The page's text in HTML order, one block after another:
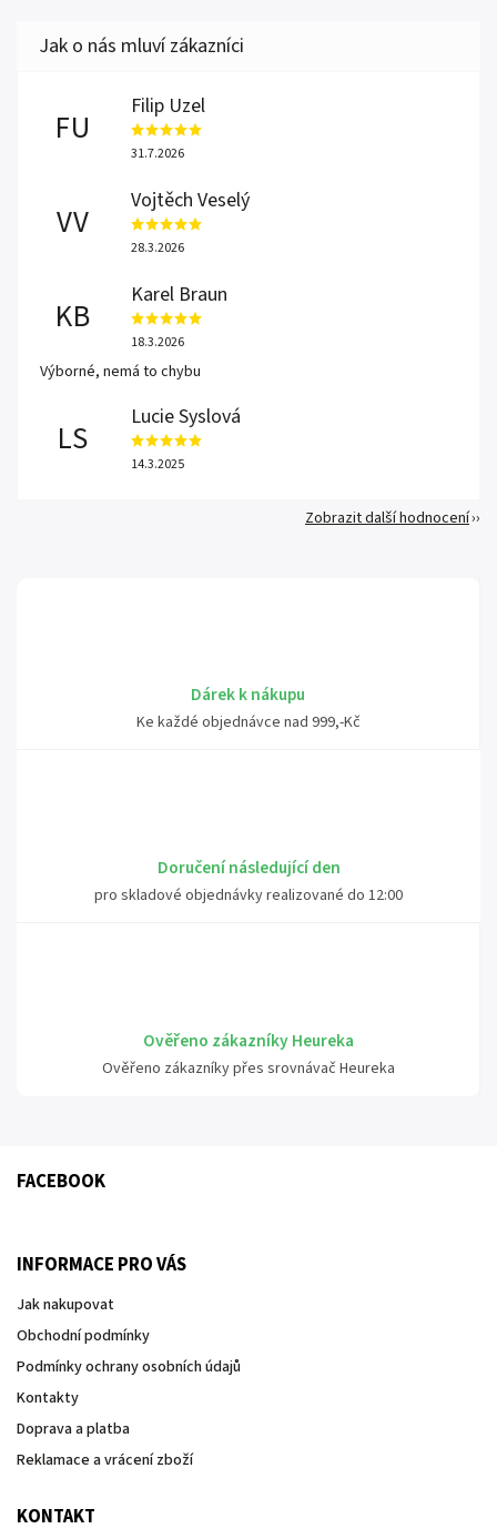
Dárek k nákupu
Ke každé objednávce nad 999,-Kč
Doručení následující den
pro skladové objednávky realizované do 12:00
Ověřeno zákazníky Heureka
Ověřeno zákazníky přes srovnávač Heureka
FU
Filip Uzel
31.7.2026
VV
Vojtěch Veselý
28.3.2026
KB
Karel Braun
18.3.2026
Výborné, nemá to chybu
LS
Lucie Syslová
14.3.2025
Zobrazit další hodnocení
FACEBOOK
INFORMACE PRO VÁS
Jak nakupovat
Obchodní podmínky
Podmínky ochrany osobních údajů
Kontakty
Doprava a platba
Reklamace a vrácení zboží
KONTAKT